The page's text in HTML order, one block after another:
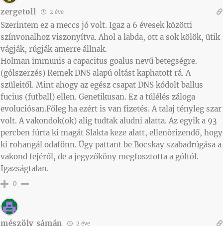
zergetoll 2 éve
Szerintem ez a meccs jó volt. Igaz a 6 évesek közötti
színvonalhoz viszonyítva. Ahol a labda, ott a sok kölök, ütik
vágják, rúgják amerre állnak.
Holman immunis a capacitus goalus nevű betegségre.
(gólszerzés) Remek DNS alapú oltást kaphatott rá. A
szüleitől. Mint ahogy az egész csapat DNS kódolt ballus
fucius (futball) ellen. Genetikusan. Ez a túlélés záloga
evoluciósan.Főleg ha ezért is van fizetés. A talaj tényleg szar
volt. A vakondok(ok) alig tudtak aludni alatta. Az egyik a 93
percben fúrta ki magát Slakta keze alatt, ellenòrizendő, hogy
ki rohangál odafönn. Úgy pattant be Bocskay szabadrúgása a
vakond fejéről, de a jegyzőköny megfosztotta a góltól.
Igazságtalan.
0
mészöly sámán 2 éve